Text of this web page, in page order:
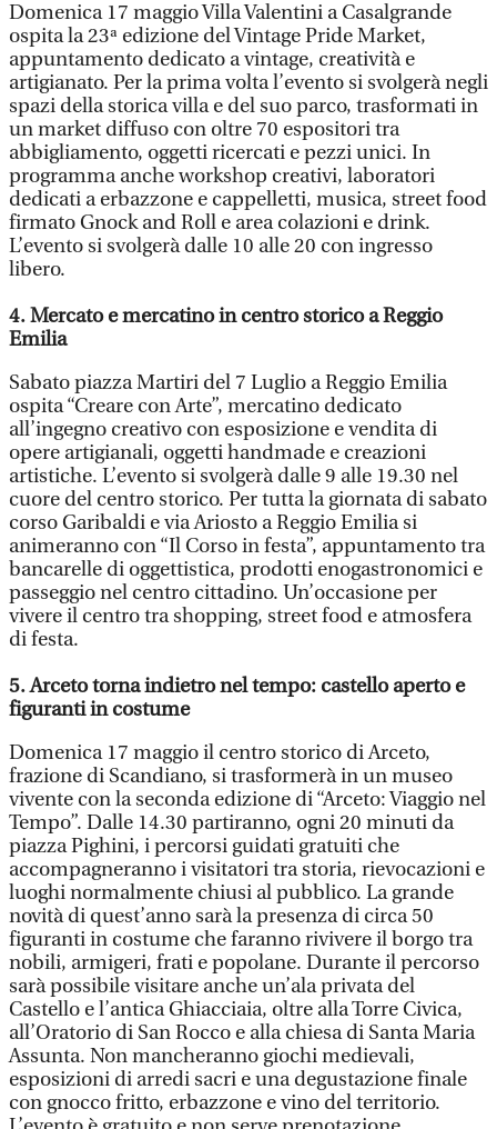
Domenica 17 maggio Villa Valentini a Casalgrande
ospita la 23ª edizione del Vintage Pride Market,
appuntamento dedicato a vintage, creatività e
artigianato. Per la prima volta l’evento si svolgerà negli
spazi della storica villa e del suo parco, trasformati in
un market diffuso con oltre 70 espositori tra
abbigliamento, oggetti ricercati e pezzi unici. In
programma anche workshop creativi, laboratori
dedicati a erbazzone e cappelletti, musica, street food
firmato Gnock and Roll e area colazioni e drink.
L’evento si svolgerà dalle 10 alle 20 con ingresso
libero.
4. Mercato e mercatino in centro storico a Reggio
Emilia
Sabato piazza Martiri del 7 Luglio a Reggio Emilia
ospita “Creare con Arte”, mercatino dedicato
all’ingegno creativo con esposizione e vendita di
opere artigianali, oggetti handmade e creazioni
artistiche. L’evento si svolgerà dalle 9 alle 19.30 nel
cuore del centro storico. Per tutta la giornata di sabato
corso Garibaldi e via Ariosto a Reggio Emilia si
animeranno con “Il Corso in festa”, appuntamento tra
bancarelle di oggettistica, prodotti enogastronomici e
passeggio nel centro cittadino. Un’occasione per
vivere il centro tra shopping, street food e atmosfera
di festa.
5. Arceto torna indietro nel tempo: castello aperto e
figuranti in costume
Domenica 17 maggio il centro storico di Arceto,
frazione di Scandiano, si trasformerà in un museo
vivente con la seconda edizione di “Arceto: Viaggio nel
Tempo”. Dalle 14.30 partiranno, ogni 20 minuti da
piazza Pighini, i percorsi guidati gratuiti che
accompagneranno i visitatori tra storia, rievocazioni e
luoghi normalmente chiusi al pubblico. La grande
novità di quest’anno sarà la presenza di circa 50
figuranti in costume che faranno rivivere il borgo tra
nobili, armigeri, frati e popolane. Durante il percorso
sarà possibile visitare anche un’ala privata del
Castello e l’antica Ghiacciaia, oltre alla Torre Civica,
all’Oratorio di San Rocco e alla chiesa di Santa Maria
Assunta. Non mancheranno giochi medievali,
esposizioni di arredi sacri e una degustazione finale
con gnocco fritto, erbazzone e vino del territorio.